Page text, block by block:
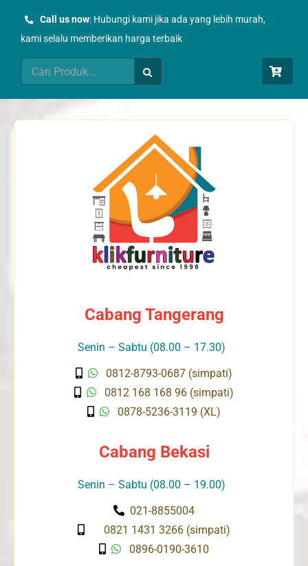
Call us now: Hubungi kami jika ada yang lebih murah,
kami selalu memberikan harga terbaik
Search
for:
Cabang Tangerang
Senin – Sabtu (08.00 – 17.30)
0812-8793-0687 (simpati)
0812 168 168 96 (simpati)
0878-5236-3119 (XL)
Cabang Bekasi
Senin – Sabtu (08.00 – 19.00)
021-8855004
0821 1431 3266 (simpati)
0896-0190-3610